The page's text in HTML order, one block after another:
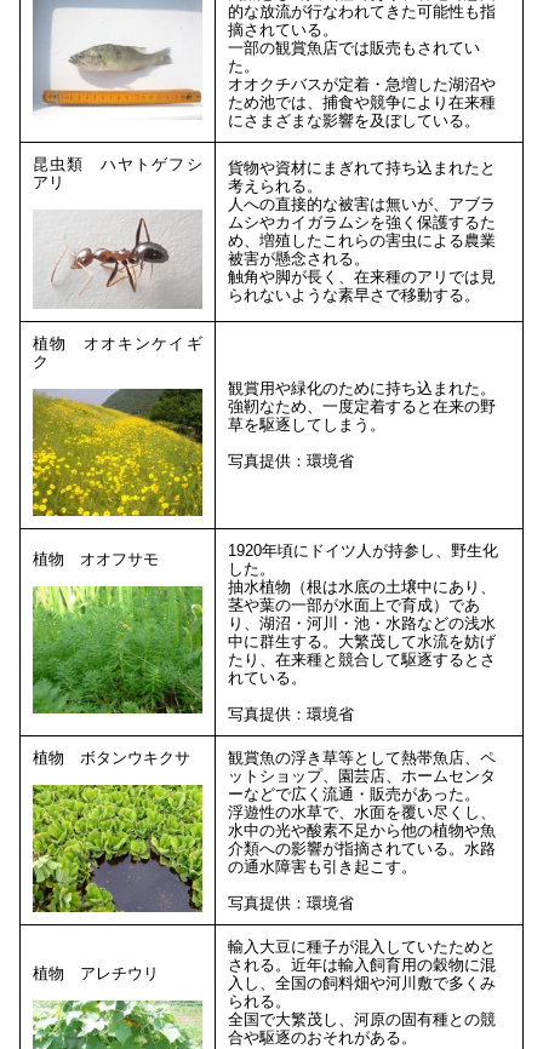
的な放流が行なわれてきた可能性も指
摘されている。
一部の観賞魚店では販売もされてい
た。
オオクチバスが定着・急増した湖沼や
ため池では、捕食や競争により在来種
にさまざまな影響を及ぼしている。
昆虫類 ハヤトゲフシ
アリ
貨物や資材にまぎれて持ち込まれたと
考えられる。
人への直接的な被害は無いが、アブラ
ムシやカイガラムシを強く保護するた
め、増殖したこれらの害虫による農業
被害が懸念される。
触角や脚が長く、在来種のアリでは見
られないような素早さで移動する。
植物 オオキンケイギ
ク
観賞用や緑化のために持ち込まれた。
強靭なため、一度定着すると在来の野
草を駆逐してしまう。
写真提供：環境省
植物 オオフサモ
1920年頃にドイツ人が持参し、野生化
した。
抽水植物（根は水底の土壌中にあり、
茎や葉の一部が水面上で育成）であ
り、湖沼・河川・池・水路などの浅水
中に群生する。大繁茂して水流を妨げ
たり、在来種と競合して駆逐するとさ
れている。
写真提供：環境省
植物 ボタンウキクサ
観賞魚の浮き草等として熱帯魚店、ペ
ットショップ、園芸店、ホームセンタ
ーなどで広く流通・販売があった。
浮遊性の水草で、水面を覆い尽くし、
水中の光や酸素不足から他の植物や魚
介類への影響が指摘されている。水路
の通水障害も引き起こす。
写真提供：環境省
植物 アレチウリ
輸入大豆に種子が混入していたためと
される。近年は輸入飼育用の穀物に混
入し、全国の飼料畑や河川敷で多くみ
られる。
全国で大繁茂し、河原の固有種との競
合や駆逐のおそれがある。